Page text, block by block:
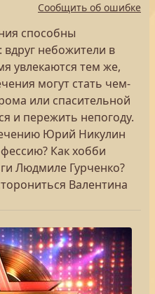
Сообщить об ошибке
способны
вдруг небожители в
увлекаются тем же,
могут стать чем-
или спасительной
и пережить непогоду.
Юрий Никулин
Как хобби
Людмиле Гурченко?
Валентина